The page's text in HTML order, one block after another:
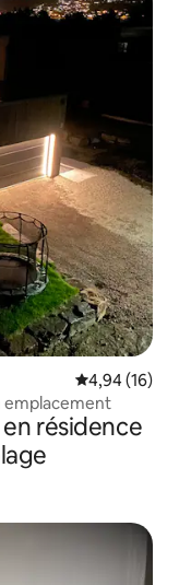
Évaluation
4,94 (16)
emplacement
résidence